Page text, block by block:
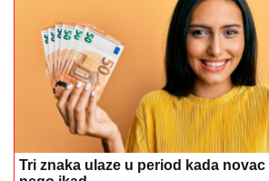
Tri znaka ulaze u period kada